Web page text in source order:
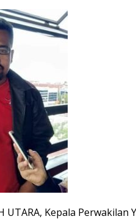
UTARA, Kepala Perwakilan